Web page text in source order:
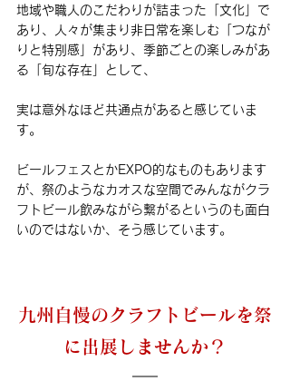
地域や職人のこだわりが詰まった「文化」で
あり、人々が集まり非日常を楽しむ「つなが
りと特別感」があり、季節ごとの楽しみがあ
る「旬な存在」として、
実は意外なほど共通点があると感じていま
す。
ビールフェスとかEXPO的なものもあります
が、祭のようなカオスな空間でみんながクラ
フトビール飲みながら繋がるというのも面白
いのではないか、そう感じています。
九州自慢のクラフトビールを祭
に出展しませんか？